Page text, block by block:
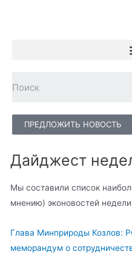
ПРЕДЛОЖИТЬ НОВОСТЬ
Дайджест
Мы составили список
мнению) эконовостей
Глава Минприроды Козлов:
меморандум о